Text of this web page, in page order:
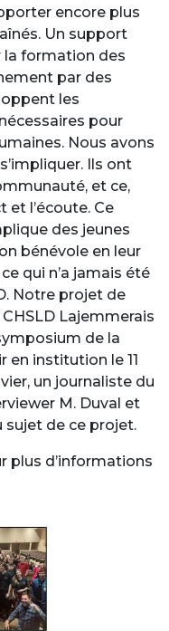
encore plus
Un support
la formation des
par des
les
pour
Nous avons
Ils ont
et ce,
et l’écoute. Ce
des jeunes
bénévole en leur
qui n’a jamais été
Notre projet de
Lajemmerais
de la
en institution le 11
un journaliste du
M. Duval et
sujet de ce projet.
plus d’informations